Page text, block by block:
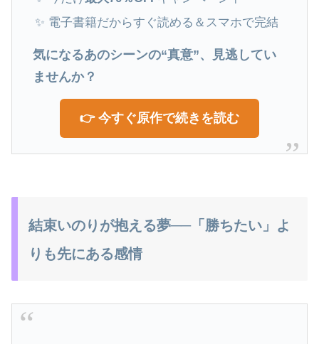
✨ 電子書籍だからすぐ読める＆スマホで完結
気になるあのシーンの“真意”、見逃してい
ませんか？
👉 今すぐ原作で続きを読む
結束いのりが抱える夢──「勝ちたい」よ
りも先にある感情